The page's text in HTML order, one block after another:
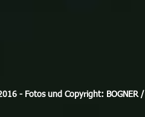
- Fotos und Copyright: BOGNER